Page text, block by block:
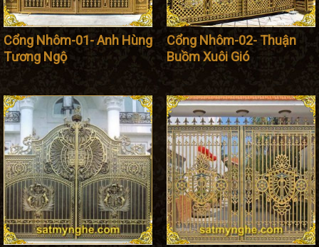
Cổng Nhôm-01- Anh Hùng
Tương Ngộ
Cổng Nhôm-02- Thuận
Buồm Xuôi Gió